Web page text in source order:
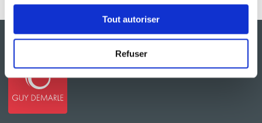
Tout autoriser
Refuser